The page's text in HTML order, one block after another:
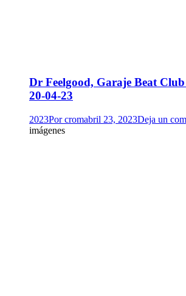
Dr Feelgood, Garaje Beat
20-04-23
2023Porcromabril 23, 2023Deja un
imágenes